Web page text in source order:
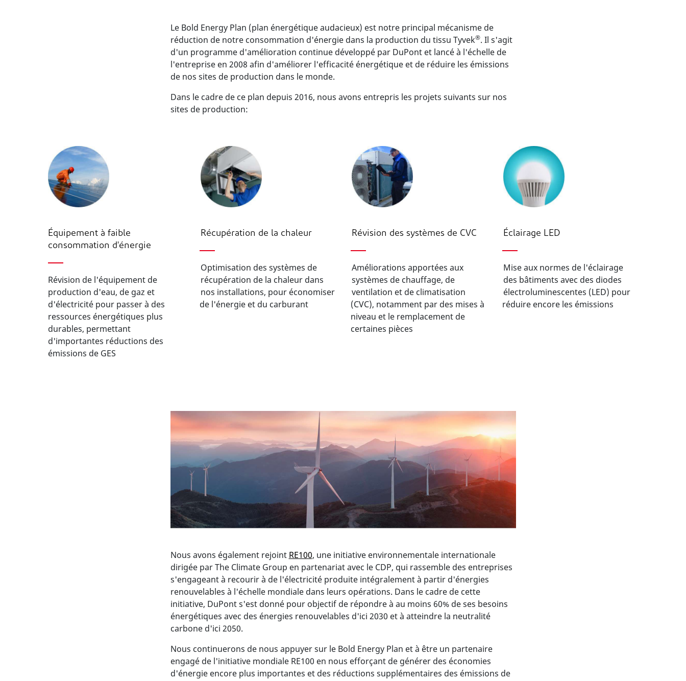
Le Bold Energy Plan (plan énergétique audacieux) est notre principal mécanisme de
réduction de notre consommation d'énergie dans la production du tissu Tyvek®. Il s'agit
d'un programme d'amélioration continue développé par DuPont et lancé à l'échelle de
l'entreprise en 2008 afin d'améliorer l'efficacité énergétique et de réduire les émissions
de nos sites de production dans le monde.
Dans le cadre de ce plan depuis 2016, nous avons entrepris les projets suivants sur nos
sites de production:
Équipement à faible
consommation d'énergie
Révision de l'équipement de
production d'eau, de gaz et
d'électricité pour passer à des
ressources énergétiques plus
durables, permettant
d'importantes réductions des
émissions de GES
Récupération de la chaleur
Optimisation des systèmes de
récupération de la chaleur dans
nos installations, pour économiser
de l'énergie et du carburant
Révision des systèmes de CVC
Améliorations apportées aux
systèmes de chauffage, de
ventilation et de climatisation
(CVC), notamment par des mises à
niveau et le remplacement de
certaines pièces
Éclairage LED
Mise aux normes de l'éclairage
des bâtiments avec des diodes
électroluminescentes (LED) pour
réduire encore les émissions
Nous avons également rejoint RE100, une initiative environnementale internationale
dirigée par The Climate Group en partenariat avec le CDP, qui rassemble des entreprises
s'engageant à recourir à de l'électricité produite intégralement à partir d'énergies
renouvelables à l'échelle mondiale dans leurs opérations. Dans le cadre de cette
initiative, DuPont s'est donné pour objectif de répondre à au moins 60% de ses besoins
énergétiques avec des énergies renouvelables d'ici 2030 et à atteindre la neutralité
carbone d'ici 2050.
Nous continuerons de nous appuyer sur le Bold Energy Plan et à être un partenaire
engagé de l'initiative mondiale RE100 en nous efforçant de générer des économies
d'énergie encore plus importantes et des réductions supplémentaires des émissions de